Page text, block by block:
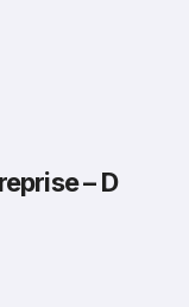
– D